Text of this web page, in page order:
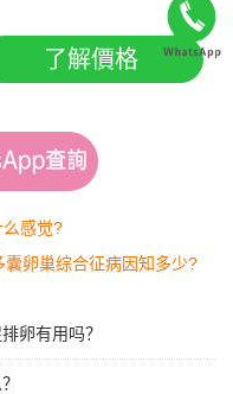
了解價格
感觉?
卵巢综合征病因知多少?
卵有用吗？